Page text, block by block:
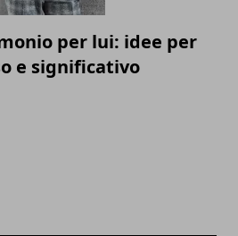
per lui: idee per
e significativo